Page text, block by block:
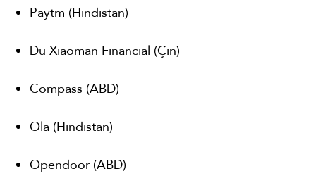
Paytm (Hindistan)
Du Xiaoman Financial (Çin)
Compass (ABD)
Ola (Hindistan)
Opendoor (ABD)